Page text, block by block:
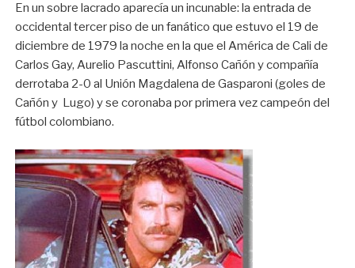
En un sobre lacrado aparecía un incunable: la entrada de
occidental tercer piso de un fanático que estuvo el 19 de
diciembre de 1979 la noche en la que el América de Cali de
Carlos Gay, Aurelio Pascuttini, Alfonso Cañón y compañía
derrotaba 2-0 al Unión Magdalena de Gasparoni (goles de
Cañón y Lugo) y se coronaba por primera vez campeón del
fútbol colombiano.